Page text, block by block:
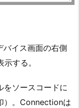
イス画面の右側
する。
をソースコードに
）。Connectionは